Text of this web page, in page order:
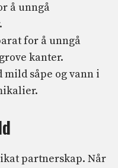
å unngå
for å unngå
kanter.
mild såpe og vann i
partnerskap. Når